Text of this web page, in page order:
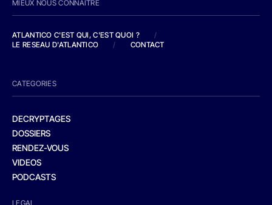
MIEUX NOUS CONNAITRE
ATLANTICO C'EST QUI, C'EST QUOI ?
/
LE RESEAU D'ATLANTICO
/ CONTACT
CATEGORIES
DECRYPTAGES
DOSSIERS
RENDEZ-VOUS
VIDEOS
PODCASTS
LEGAL